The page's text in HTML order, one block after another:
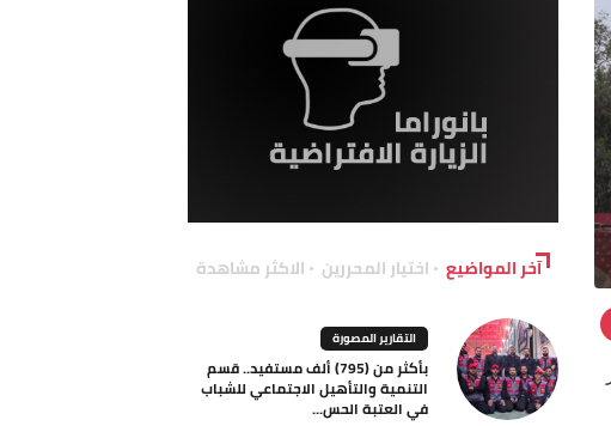
آخر المواضيع اختيار المحررين الاكثر مشاهدة
التقارير المصورة
بأكثر من (795) ألف مستفيد.. قسم
التنمية والتأهيل الاجتماعي للشباب
في العتبة الحس...